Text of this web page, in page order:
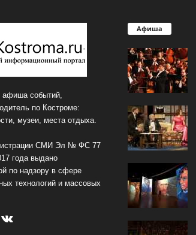
афиша событий,
по Костроме:
музеи, места отдыха.
СМИ Эл № ФС 77
года выдано
по надзору в сфере
технологий и массовых
Афиша